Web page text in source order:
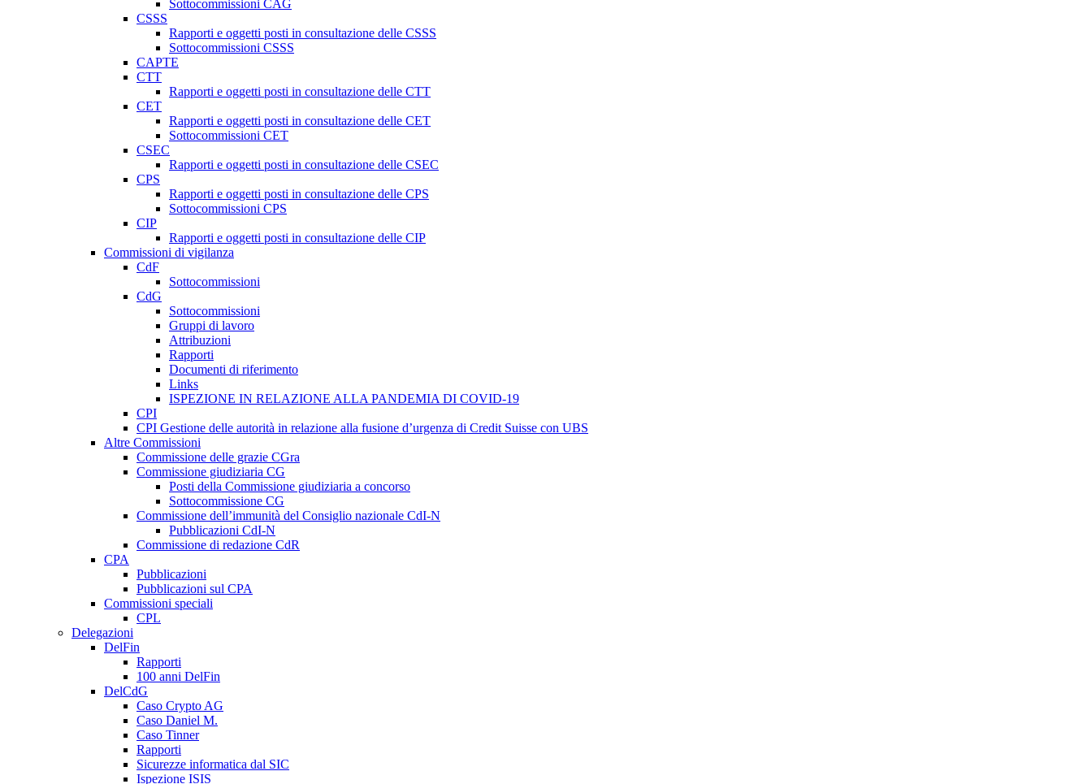
Sottocommissioni CAG
CSSS
Rapporti e oggetti posti in consultazione delle CSSS
Sottocommissioni CSSS
CAPTE
CTT
Rapporti e oggetti posti in consultazione delle CTT
CET
Rapporti e oggetti posti in consultazione delle CET
Sottocommissioni CET
CSEC
Rapporti e oggetti posti in consultazione delle CSEC
CPS
Rapporti e oggetti posti in consultazione delle CPS
Sottocommissioni CPS
CIP
Rapporti e oggetti posti in consultazione delle CIP
Commissioni di vigilanza
CdF
Sottocommissioni
CdG
Sottocommissioni
Gruppi di lavoro
Attribuzioni
Rapporti
Documenti di riferimento
Links
ISPEZIONE IN RELAZIONE ALLA PANDEMIA DI COVID-19
CPI
CPI Gestione delle autorità in relazione alla fusione d’urgenza di Credit Suisse con UBS
Altre Commissioni
Commissione delle grazie CGra
Commissione giudiziaria CG
Posti della Commissione giudiziaria a concorso
Sottocommissione CG
Commissione dell’immunità del Consiglio nazionale CdI-N
Pubblicazioni CdI-N
Commissione di redazione CdR
CPA
Pubblicazioni
Pubblicazioni sul CPA
Commissioni speciali
CPL
Delegazioni
DelFin
Rapporti
100 anni DelFin
DelCdG
Caso Crypto AG
Caso Daniel M.
Caso Tinner
Rapporti
Sicurezze informatica dal SIC
Ispezione ISIS